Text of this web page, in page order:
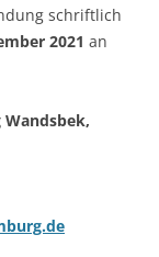
schriftlich
2021 an